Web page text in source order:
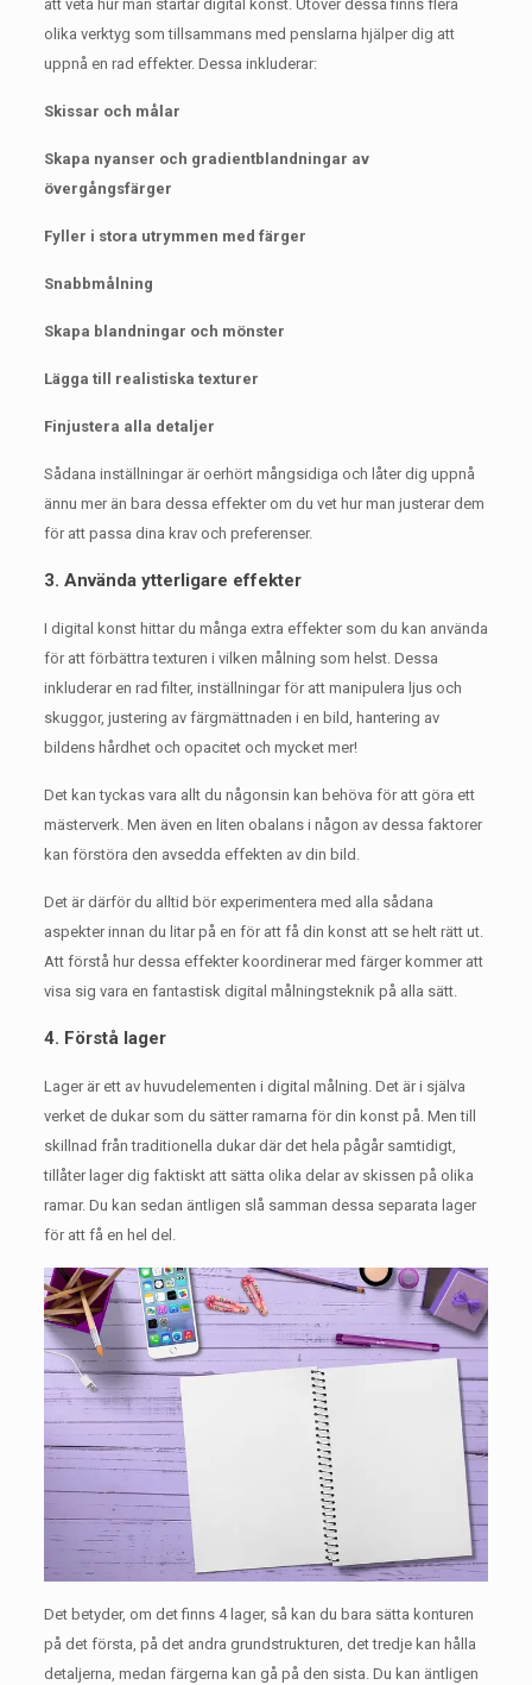
att veta hur man startar digital konst. Utöver dessa finns flera
olika verktyg som tillsammans med penslarna hjälper dig att
uppnå en rad effekter. Dessa inkluderar:
Skissar och målar
Skapa nyanser och gradientblandningar av
övergångsfärger
Fyller i stora utrymmen med färger
Snabbmålning
Skapa blandningar och mönster
Lägga till realistiska texturer
Finjustera alla detaljer
Sådana inställningar är oerhört mångsidiga och låter dig uppnå
ännu mer än bara dessa effekter om du vet hur man justerar dem
för att passa dina krav och preferenser.
3. Använda ytterligare effekter
I digital konst hittar du många extra effekter som du kan använda
för att förbättra texturen i vilken målning som helst. Dessa
inkluderar en rad filter, inställningar för att manipulera ljus och
skuggor, justering av färgmättnaden i en bild, hantering av
bildens hårdhet och opacitet och mycket mer!
Det kan tyckas vara allt du någonsin kan behöva för att göra ett
mästerverk. Men även en liten obalans i någon av dessa faktorer
kan förstöra den avsedda effekten av din bild.
Det är därför du alltid bör experimentera med alla sådana
aspekter innan du litar på en för att få din konst att se helt rätt ut.
Att förstå hur dessa effekter koordinerar med färger kommer att
visa sig vara en fantastisk digital målningsteknik på alla sätt.
4. Förstå lager
Lager är ett av huvudelementen i digital målning. Det är i själva
verket de dukar som du sätter ramarna för din konst på. Men till
skillnad från traditionella dukar där det hela pågår samtidigt,
tillåter lager dig faktiskt att sätta olika delar av skissen på olika
ramar. Du kan sedan äntligen slå samman dessa separata lager
för att få en hel del.
Det betyder, om det finns 4 lager, så kan du bara sätta konturen
på det första, på det andra grundstrukturen, det tredje kan hålla
detaljerna, medan färgerna kan gå på den sista. Du kan äntligen